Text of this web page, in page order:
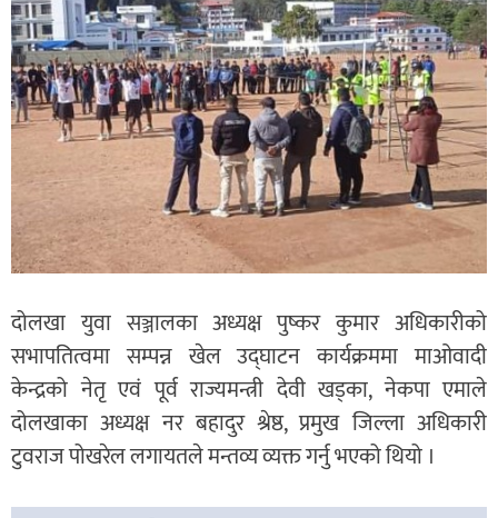
दोलखा युवा सञ्जालका अध्यक्ष पुष्कर कुमार अधिकारीको
सभापतित्वमा सम्पन्न खेल उद्घाटन कार्यक्रममा माओवादी
केन्द्रको नेतृ एवं पूर्व राज्यमन्त्री देवी खड्का, नेकपा एमाले
दोलखाका अध्यक्ष नर बहादुर श्रेष्ठ, प्रमुख जिल्ला अधिकारी
टुवराज पोखरेल लगायतले मन्तव्य व्यक्त गर्नु भएको थियो ।